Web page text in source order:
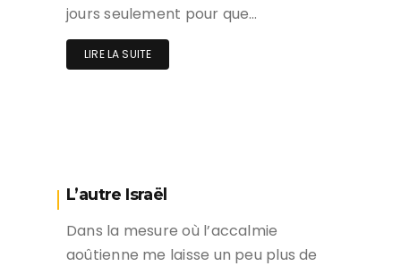
jours seulement pour que…
LIRE LA SUITE
L’autre Israël
Dans la mesure où l’accalmie
aoûtienne me laisse un peu plus de